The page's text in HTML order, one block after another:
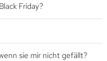
Friday?
sie mir nicht gefällt?